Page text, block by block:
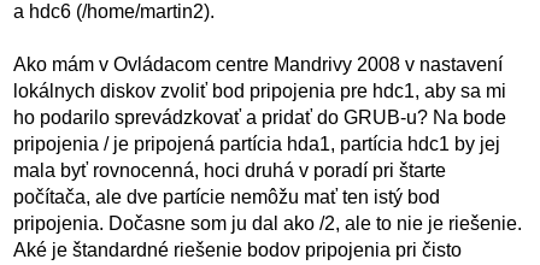
a hdc6 (/home/martin2).
Ako mám v Ovládacom centre Mandrivy 2008 v nastavení
lokálnych diskov zvoliť bod pripojenia pre hdc1, aby sa mi
ho podarilo sprevádzkovať a pridať do GRUB-u? Na bode
pripojenia / je pripojená partícia hda1, partícia hdc1 by jej
mala byť rovnocenná, hoci druhá v poradí pri štarte
počítača, ale dve partície nemôžu mať ten istý bod
pripojenia. Dočasne som ju dal ako /2, ale to nie je riešenie.
Aké je štandardné riešenie bodov pripojenia pri čisto